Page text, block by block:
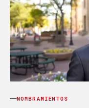
NOMBRAMIENTOS